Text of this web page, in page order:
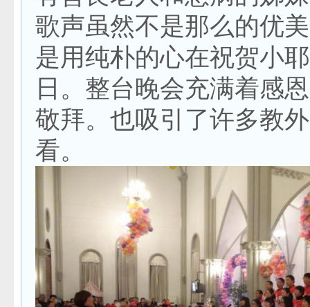
歌声虽然不是那么的优
是用纯朴的心在祝贺小
日。整台晚会充满着感
敬拜。也吸引了许多教
看。